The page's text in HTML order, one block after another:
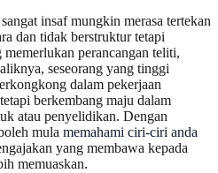
insaf mungkin merasa tertekan
dan tidak berstruktur tetapi
perancangan teliti,
seseorang yang tinggi
dalam pekerjaan
berkembang maju dalam
atau penyelidikan. Dengan
mula memahami ciri-ciri anda
yang membawa kepada
memuaskan.